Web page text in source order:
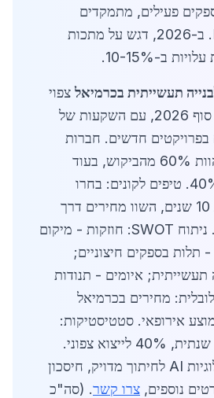
עם כ-15 ספקים פעילים, מתמקדים
באיכות ISO 9001. ב-2026, דגש על מתכות
ב-10-15%.
תעשייתית בכרמיאלצפוי
לצמוח ב-15% עד סוף 2026, עם השקעות של
בפרויקטים חדשים. חברות
קטנות ובינוניות מהוות 60% מהביקוש, בעוד
פרויקטים גדולים 40%. טיפים לקונים: בחרו
. ניתוח SWOT: חוזקות - מיקום
תלות בספקים חיצוניים;
תעשייתית; איומים - תנודות
מחירים בכרמיאל
ב-8% מממוצע אירופאי. סטטיסטיקות:
25,000 טון פלדה שנתית, 40% לייצוא צפוני.
עתיד: אימוץ טכנולוגיות AI לחיתוך מדויק, חיסכון
צרו קשר. (סה"כ